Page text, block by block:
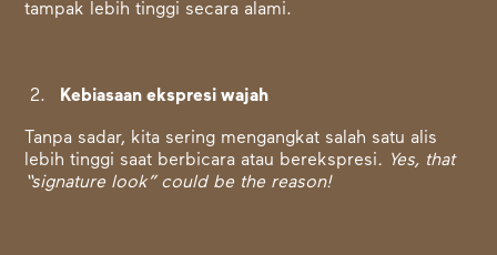
tampak lebih tinggi secara alami.
Kebiasaan ekspresi wajah
Tanpa sadar, kita sering mengangkat salah satu alis
lebih tinggi saat berbicara atau berekspresi. Yes, that
“signature look” could be the reason!